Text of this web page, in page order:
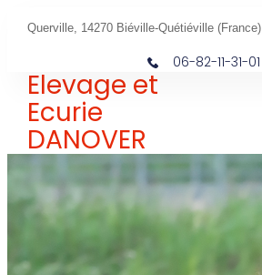
Querville, 14270 Biéville-Quétiéville (France)
06-82-11-31-01
Elevage et
Ecurie
DANOVER